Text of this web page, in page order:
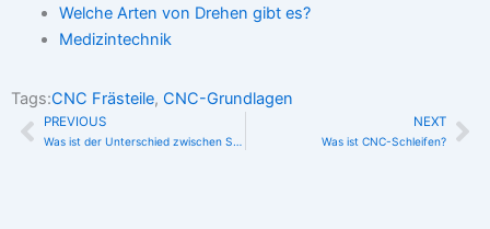
Welche Arten von Drehen gibt es?
Medizintechnik
Tags:CNC Frästeile, CNC-Grundlagen
Zurück
PREVIOUS
Was ist der Unterschied zwischen Schneiden und Zerspanen?
NEXT
Was ist CNC-Schleifen?